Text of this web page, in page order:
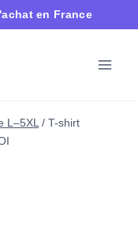
L–5XL / T-shirt